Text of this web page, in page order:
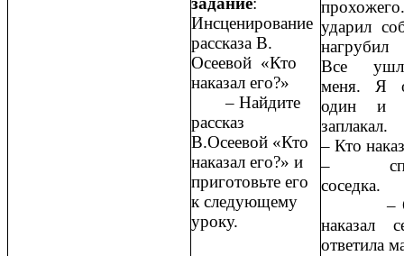
Инсценирование
рассказа В.
Осеевой «Кто
наказал его?»
‒ Найдите
рассказ
В.Осеевой «Кто
наказал его?» и
приготовьте его
к следующему
уроку.
ударил
нагрубил
Все
меня. Я
один и
‒ Кто
‒
соседка.
‒ Он
наказал
ответила